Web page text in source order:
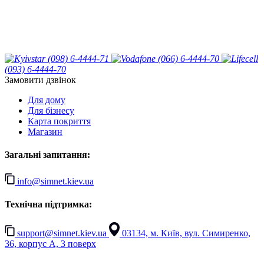
(098) 6-4444-71
(066) 6-4444-70
(093) 6-4444-70
Замовити дзвінок
Для дому
Для бізнесу
Карта покриття
Магазин
Загальні запитання:
info@simnet.kiev.ua
Технічна підтримка:
support@simnet.kiev.ua
03134, м. Київ, вул. Симиренко,
36, корпус А, 3 поверх